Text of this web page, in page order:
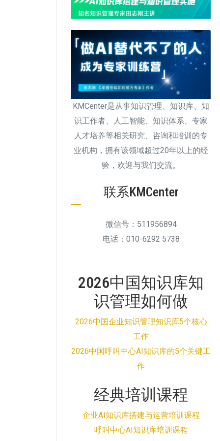
KMCenter是从事知识管理、知识库、知
识工作者、人工智能、知识体系、专家
人才培养等相关研究、咨询和培训的专
业机构，拥有该领域超过20年以上的经
验，欢迎与我们交流。
联系KMCenter
微信号：511956894
电话：010-6292 5738
2026中国知识库知
识管理如何做
2026中国企业知识管理知识库5个核心
工作
2026中国呼叫中心AI知识库的5个关键工
作
经典培训课程
企业AI知识库搭建与运营培训课程
呼叫中心AI知识库培训课程